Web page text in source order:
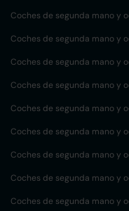
Coches de segunda mano y
Coches de segunda mano y
Coches de segunda mano y
Coches de segunda mano y
Coches de segunda mano y
Coches de segunda mano y
Coches de segunda mano y
Coches de segunda mano y
Coches de segunda mano y